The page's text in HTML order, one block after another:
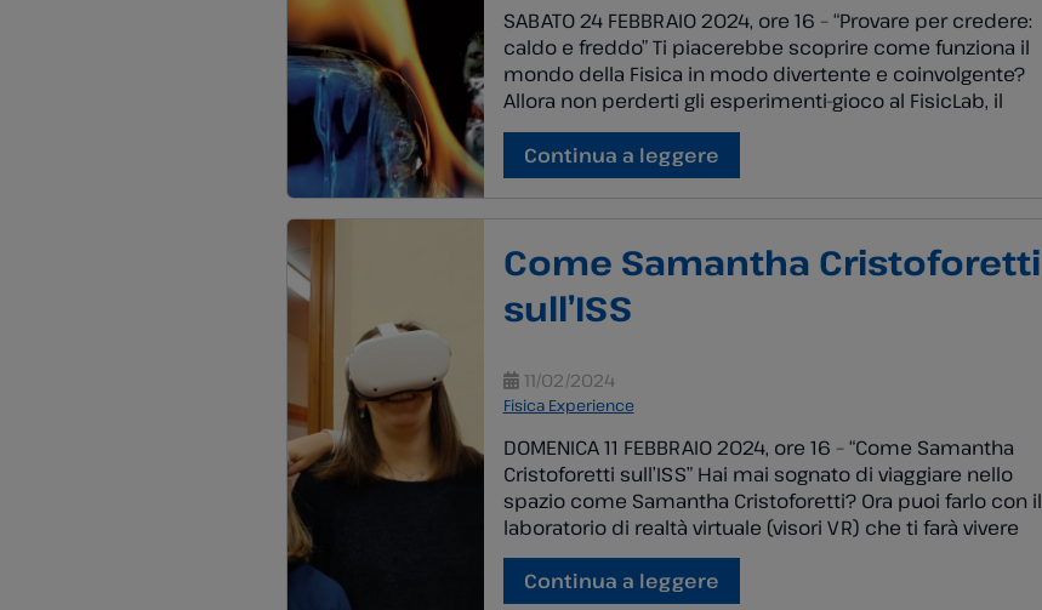
SABATO 24 FEBBRAIO 2024, ore 16 – “Provare per credere:
caldo e freddo” Ti piacerebbe scoprire come funziona il
mondo della Fisica in modo divertente e coinvolgente?
Allora non perderti gli esperimenti-gioco al FisicLab, il
laboratorio di fisica dove potrai provare e sperimentare:
imparerai cosa sono la temperatura e il calore, come si
misurano e […]
Continua a leggere
Come Samantha Cristoforetti
sull’ISS
11/02/2024
Fisica Experience
DOMENICA 11 FEBBRAIO 2024, ore 16 – “Come Samantha
Cristoforetti sull’ISS” Hai mai sognato di viaggiare nello
spazio come Samantha Cristoforetti? Ora puoi farlo con il
laboratorio di realtà virtuale (visori VR) che ti farà vivere
l’esperienza di essere a bordo della Stazione Spaziale
Internazionale. Scoprirai come si vive e si lavora in orbita,
Continua a leggere